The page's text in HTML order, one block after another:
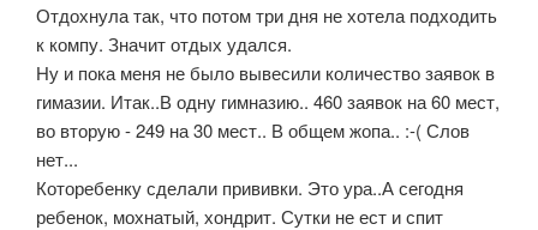
Отдохнула так, что потом три дня не хотела подходить
к компу. Значит отдых удался.
Ну и пока меня не было вывесили количество заявок в
гимазии. Итак..В одну гимназию.. 460 заявок на 60 мест,
во вторую - 249 на 30 мест.. В общем жопа.. :-( Слов
нет...
Которебенку сделали прививки. Это ура..А сегодня
ребенок, мохнатый, хондрит. Сутки не ест и спит